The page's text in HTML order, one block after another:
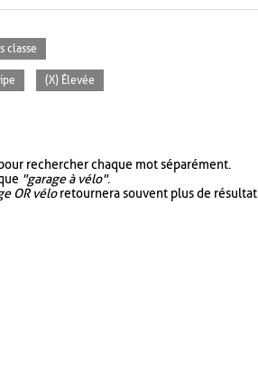
classe
(X) Élevée
rechercher chaque mot séparément.
"garage à vélo".
OR véloretournera souvent plus de résultat